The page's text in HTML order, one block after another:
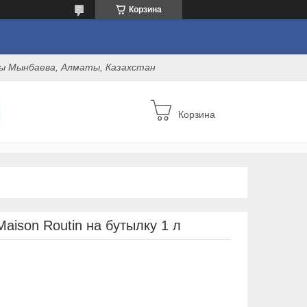
Корзина
Мынбаева, Алматы, Казахстан
Корзина
Routin на бутылку 1 л